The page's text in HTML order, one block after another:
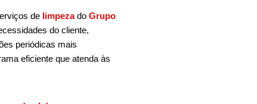
de limpezado Grupo
do cliente,
periódicas mais
eficiente que atenda às